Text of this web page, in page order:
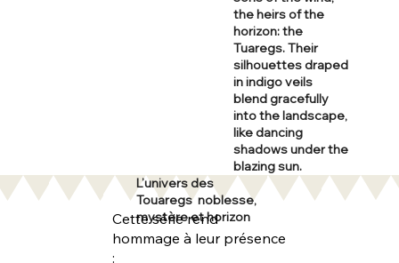
the heirs of the
horizon: the
Tuaregs. Their
silhouettes draped
in indigo veils
blend gracefully
into the landscape,
like dancing
shadows under the
blazing sun.
L’univers des
Touaregs noblesse,
mystère et horizon
Cette série rend
hommage à leur présence
: